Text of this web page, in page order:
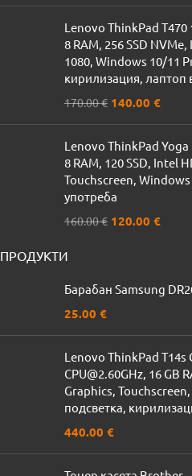
Lenovo ThinkPad T470
8 RAM, 256 SSD
1080, Windows 10/11
кирилизация, лаптоп
170.00€ 140.00 €
Lenovo ThinkPad Yoga
8 RAM, 120 SSD, Intel
Touchscreen,
употреба
160.00€ 120.00 €
ПРОДУКТИ
Барабан Samsung
25.00 €
Lenovo ThinkPad T14s
CPU@2.60GHz, 16 GB
Graphics,
подсветка,
440.00 €